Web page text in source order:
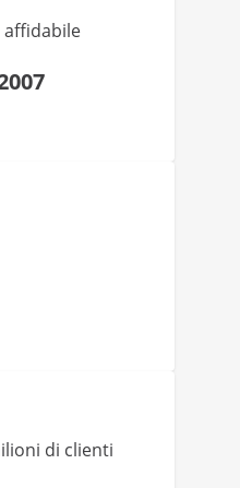
affidabile
di clienti